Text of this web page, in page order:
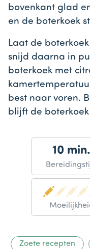
bovenkant glad
en de boterkoek
Laat de
snijd daarna in
boterkoek met
best naar voren.
blijft de
10 min.
Zoete recepten